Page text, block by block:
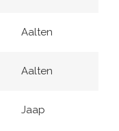
Aalten
Aalten
Jaap